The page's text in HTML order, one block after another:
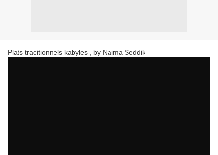
Plats traditionnels kabyles , by Naima Seddik